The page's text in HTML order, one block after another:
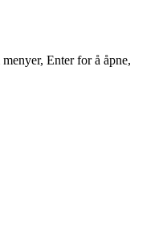
Enter for å åpne,